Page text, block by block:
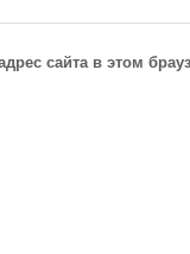
сайта в этом